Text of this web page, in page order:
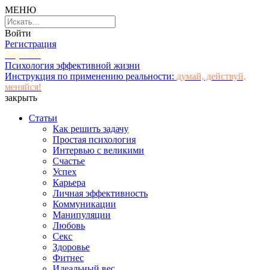
МЕНЮ
Войти
Регистрация
Корзина
Психология эффективной жизни
Инструкция по применению реальности: думай, действуй,
меняйся!
закрыть
Статьи
Как решить задачу
Простая психология
Интервью с великими
Счастье
Успех
Карьера
Личная эффективность
Коммуникации
Манипуляции
Любовь
Секс
Здоровье
Фитнес